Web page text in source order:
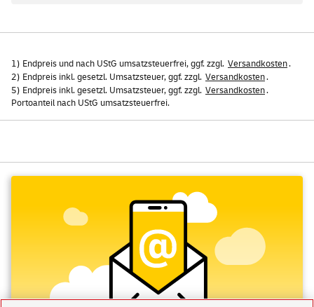
1) Endpreis und nach UStG umsatzsteuerfrei, ggf. zzgl. Versandkosten.
2) Endpreis inkl. gesetzl. Umsatzsteuer, ggf. zzgl. Versandkosten.
5) Endpreis inkl. gesetzl. Umsatzsteuer, ggf. zzgl. Versandkosten.
Portoanteil nach UStG umsatzsteuerfrei.